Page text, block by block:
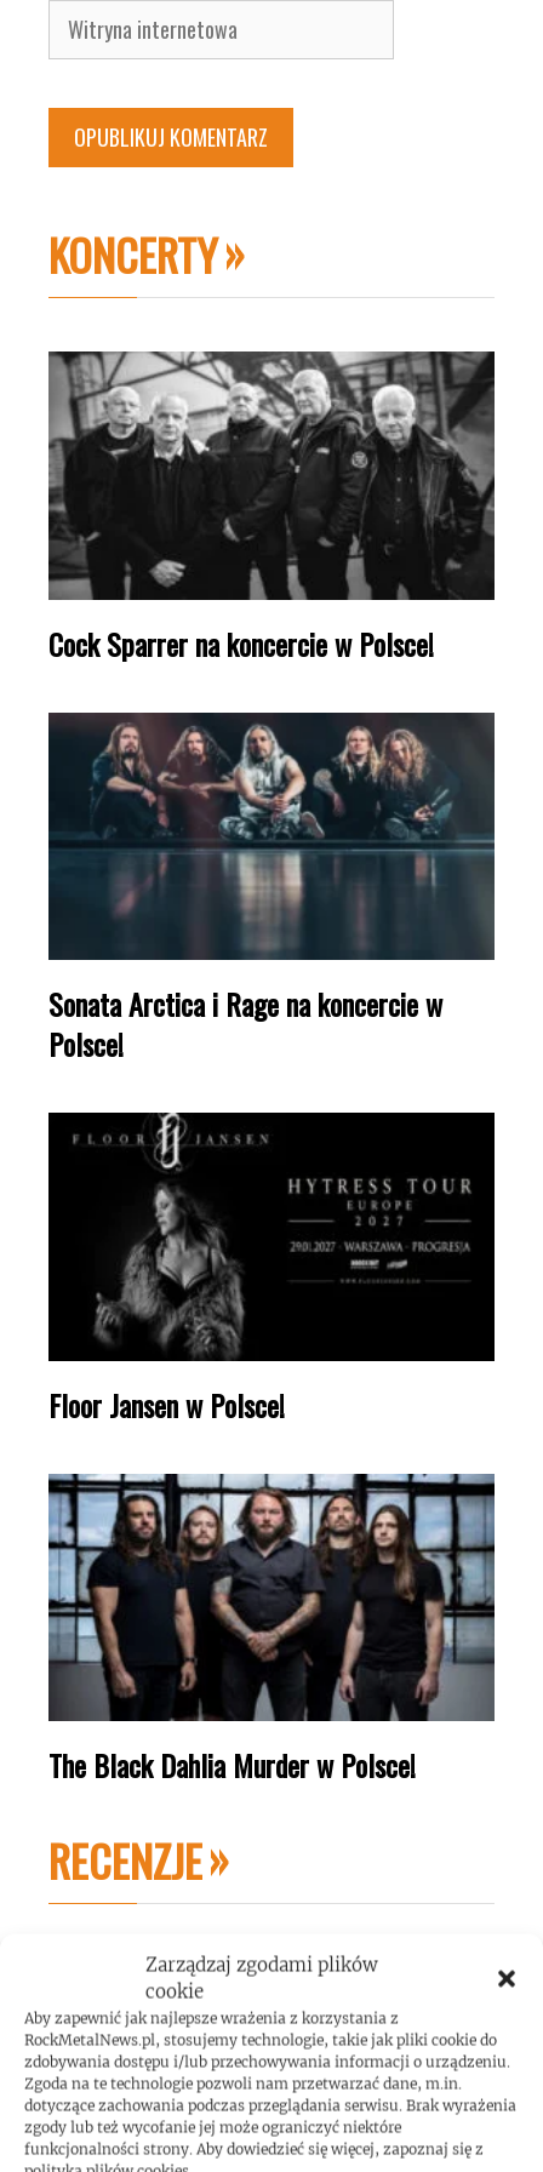
Zarządzaj zgodami plików
cookie
Aby zapewnić jak najlepsze wrażenia z korzystania z
RockMetalNews.pl, stosujemy technologie, takie jak pliki cookie do
zdobywania dostępu i/lub przechowywania informacji o urządzeniu.
Zgoda na te technologie pozwoli nam przetwarzać dane, m.in.
dotyczące zachowania podczas przeglądania serwisu. Brak wyrażenia
zgody lub też wycofanie jej może ograniczyć niektóre
funkcjonalności strony. Aby dowiedzieć się więcej, zapoznaj się z
Witryna
internetowa
KONCERTY
Cock Sparrer na koncercie w Polsce!
Sonata Arctica i Rage na koncercie w
Polsce!
Floor Jansen w Polsce!
The Black Dahlia Murder w Polsce!
RECENZJE